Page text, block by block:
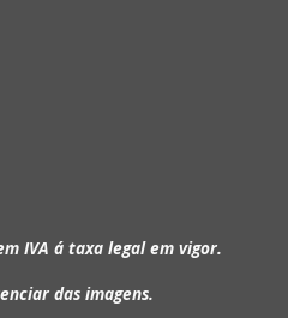
IVA á taxa legal em vigor.
das imagens.